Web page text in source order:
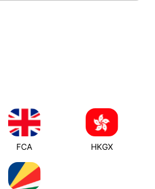
FCA HKGX